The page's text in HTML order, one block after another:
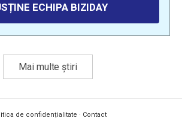
ECHIPA BIZIDAY
Mai multe știri
de confidențialitate · Contact